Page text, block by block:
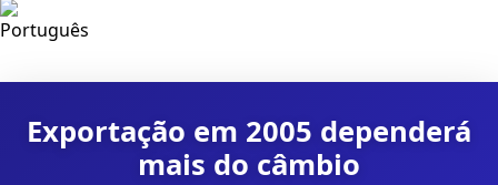
Exportação em 2005 dependerá
mais do câmbio